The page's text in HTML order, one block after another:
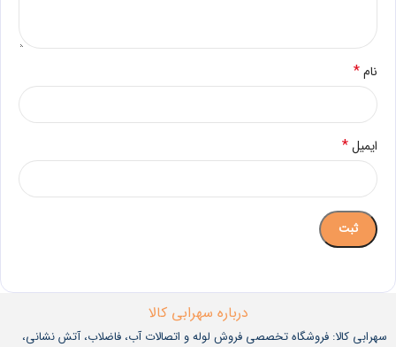
نام*
ایمیل*
درباره سهرابی کالا
سهرابی کالا: فروشگاه تخصصی فروش لوله و اتصالات آب، فاضلاب، آتش نشانی،